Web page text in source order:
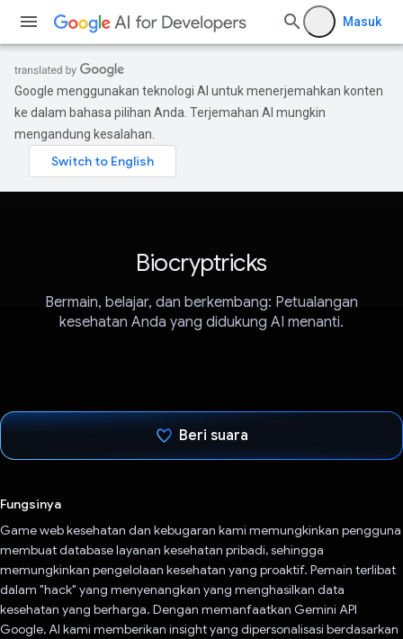
Masuk
Google menggunakan teknologi AI untuk menerjemahkan konten
ke dalam bahasa pilihan Anda. Terjemahan AI mungkin
mengandung kesalahan.
Biocryptricks
Bermain, belajar, dan berkembang: Petualangan
kesehatan Anda yang didukung AI menanti.
Beri suara
Fungsinya
Game web kesehatan dan kebugaran kami memungkinkan pengguna
membuat database layanan kesehatan pribadi, sehingga
memungkinkan pengelolaan kesehatan yang proaktif. Pemain terlibat
dalam "hack" yang menyenangkan yang menghasilkan data
kesehatan yang berharga. Dengan memanfaatkan Gemini API
Google, AI kami memberikan insight yang dipersonalisasi berdasarkan